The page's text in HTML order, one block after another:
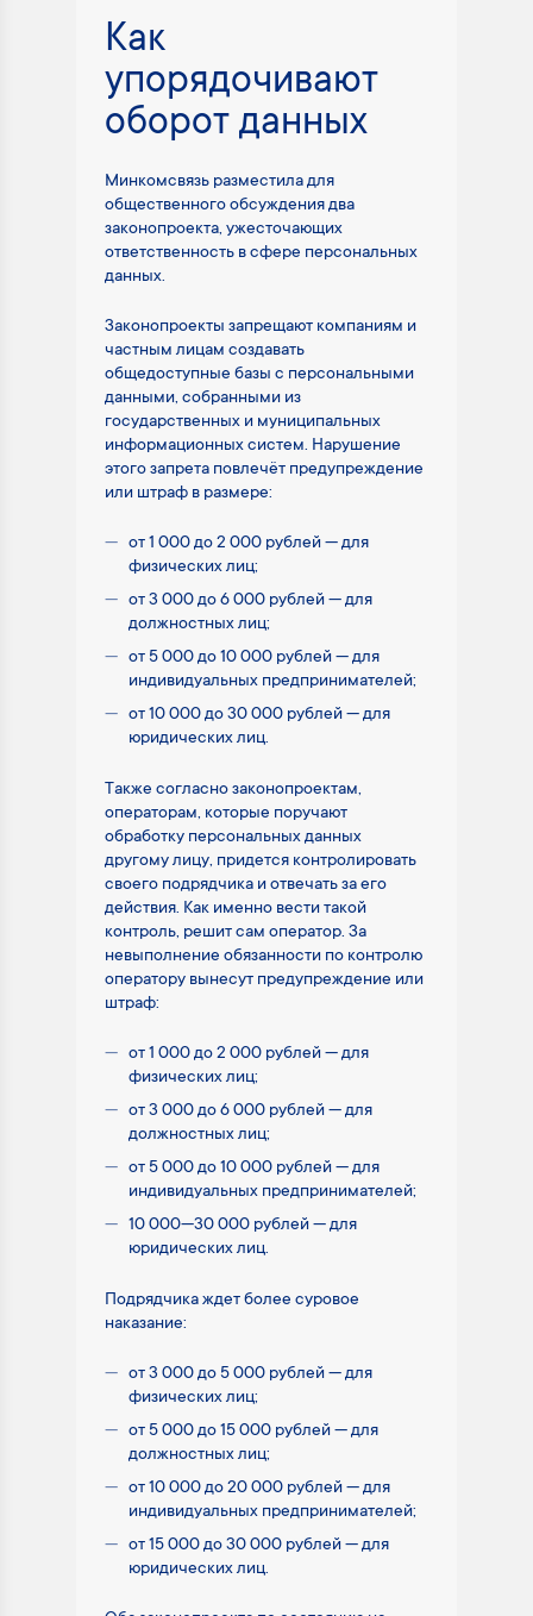
Как
упорядочивают
оборот данных
Минкомсвязь разместила для
общественного обсуждения два
законопроекта, ужесточающих
ответственность в сфере персональных
данных.
Законопроекты запрещают компаниям и
частным лицам создавать
общедоступные базы с персональными
данными, собранными из
государственных и муниципальных
информационных систем. Нарушение
этого запрета повлечёт предупреждение
или штраф в размере:
от 1 000 до 2 000 рублей — для
физических лиц;
от 3 000 до 6 000 рублей — для
должностных лиц;
от 5 000 до 10 000 рублей — для
индивидуальных предпринимателей;
от 10 000 до 30 000 рублей — для
юридических лиц.
Также согласно законопроектам,
операторам, которые поручают
обработку персональных данных
другому лицу, придется контролировать
своего подрядчика и отвечать за его
действия. Как именно вести такой
контроль, решит сам оператор. За
невыполнение обязанности по контролю
оператору вынесут предупреждение или
штраф:
от 1 000 до 2 000 рублей — для
физических лиц;
от 3 000 до 6 000 рублей — для
должностных лиц;
от 5 000 до 10 000 рублей — для
индивидуальных предпринимателей;
10 000—30 000 рублей — для
юридических лиц.
Подрядчика ждет более суровое
наказание:
от 3 000 до 5 000 рублей — для
физических лиц;
от 5 000 до 15 000 рублей — для
должностных лиц;
от 10 000 до 20 000 рублей — для
индивидуальных предпринимателей;
от 15 000 до 30 000 рублей — для
юридических лиц.